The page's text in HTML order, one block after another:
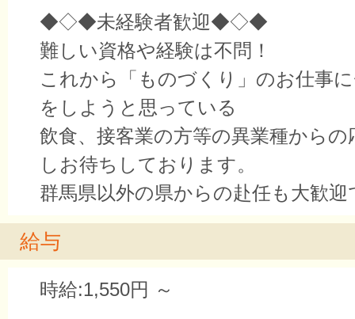
◆◇◆未経験者歓迎◆◇◆
難しい資格や経験は不問！
これから「ものづくり」のお仕事
をしようと思っている
飲食、接客業の方等の異業種から
しお待ちしております。
群馬県以外の県からの赴任も大歓迎
給与
時給:1,550円 ～